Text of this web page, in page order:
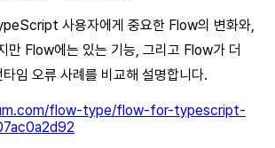
사용자에게 중요한 Flow의 변화와,
Flow에는 있는 기능, 그리고 Flow가 더
임 오류 사례를 비교해 설명합니다.
flow-type/flow-for-typescript-